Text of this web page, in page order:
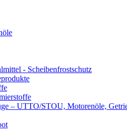
- Scheibenfrostschutz
– UTTO/STOU, Motorenöle,